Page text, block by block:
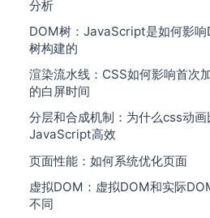
分析
DOM树：JavaScript是如何影响
树构建的
渲染流水线：CSS如何影响首次
的白屏时间
分层和合成机制：为什么css动画
JavaScript高效
页面性能：如何系统优化页面
虚拟DOM：虚拟DOM和实际
不同